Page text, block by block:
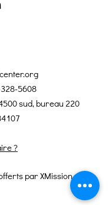
5608
sud, bureau 220
?
par XMission